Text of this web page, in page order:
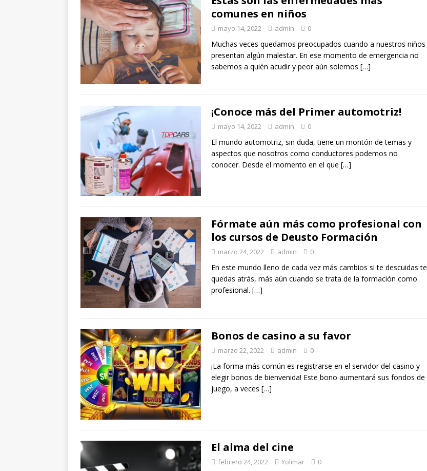
comunes en niños
mayo 14, 2022 admin 0
Muchas veces quedamos preocupados cuando a nuestros niños
presentan algún malestar. En ese momento de emergencia no
sabemos a quién acudir y peor aún solemos […]
¡Conoce más del Primer automotriz!
mayo 14, 2022 admin 0
El mundo automotriz, sin duda, tiene un montón de temas y
aspectos que nosotros como conductores podemos no
conocer. Desde el momento en el que […]
Fórmate aún más como profesional con
los cursos de Deusto Formación
marzo 24, 2022 admin 0
En este mundo lleno de cada vez más cambios si te descuidas te
quedas atrás, más aún cuando se trata de la formación como
profesional. […]
Bonos de casino a su favor
marzo 22, 2022 admin 0
¡La forma más común es registrarse en el servidor del casino y
elegir bonos de bienvenida! Este bono aumentará sus fondos de
juego, a veces […]
El alma del cine
febrero 24, 2022 Yolimar 0